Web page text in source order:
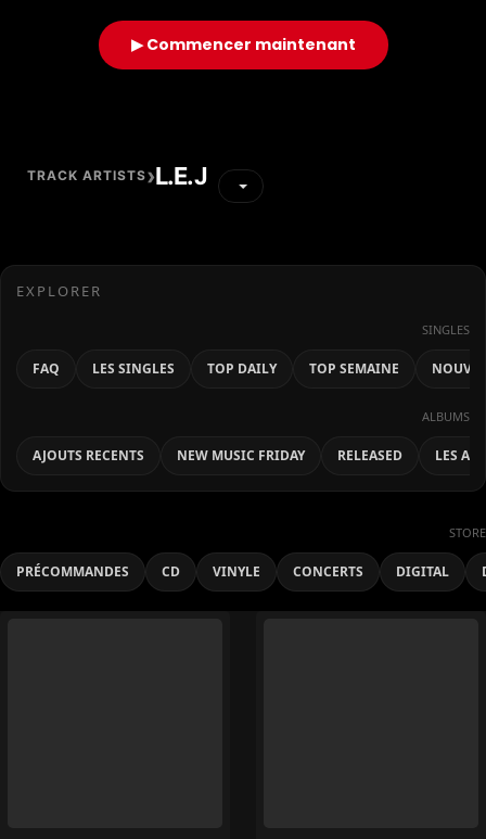
▶ Commencer maintenant
TRACK ARTISTS›L.E.J
EXPLORER
SINGLES
FAQ LES SINGLES TOP DAILY TOP SEMAINE
ALBUMS
AJOUTS RECENTS NEW MUSIC FRIDAY RELEASED LES
STORE
PRÉCOMMANDES CD VINYLE CONCERTS DIGITAL